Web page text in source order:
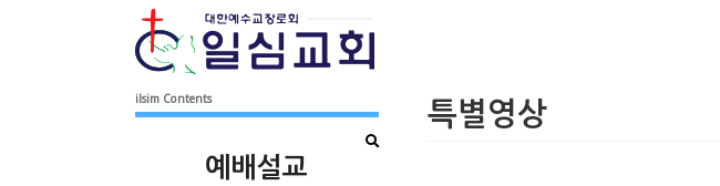
ilsim Contents
예배설교
특별영상